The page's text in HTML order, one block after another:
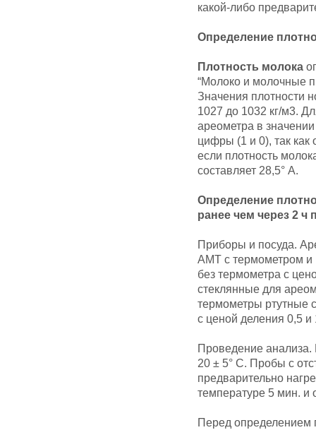
какой-либо
Определение
Плотность молока
“Молоко и молочные
Значения плотности
1027 до 1032 кг/м3.
ареометра в
цифры (1 и 0), так
если плотность
составляет 28,5° А.
Определение
ранее чем через 2 ч
Приборы и посуда.
АМТ с термометром и
без термометра с
стеклянные для
термометры ртутные
с ценой деления 0,5 и
Проведение анализа.
20 ± 5° С. Пробы с
предварительно
температуре 5 мин. и
Перед определением